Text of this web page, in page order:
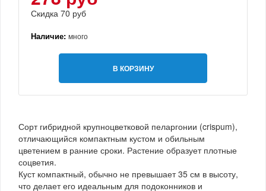
Скидка 70 руб
Наличие: много
В КОРЗИНУ
Сорт гибридной крупноцветковой пеларгонии (crispum),
отличающийся компактным кустом и обильным
цветением в ранние сроки. Растение образует плотные
соцветия.
Куст компактный, обычно не превышает 35 см в высоту,
что делает его идеальным для подоконников и